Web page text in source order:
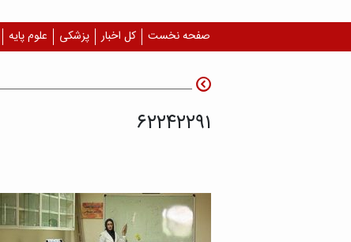
صفحه نخست کل اخبار پزشکی علوم پایه
۶۲۲۴۲۲۹۱